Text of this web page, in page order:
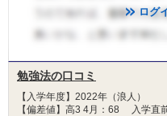
ログ
勉強法の口コミ
【入学年度】2022年（浪人）
【偏差値】高3 4月：68 入学直